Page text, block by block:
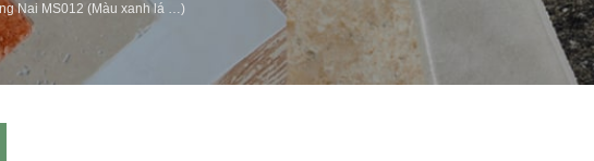
Nai MS012 (Màu xanh lá …)